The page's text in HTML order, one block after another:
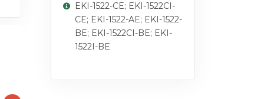
EKI-1522-CE; EKI-1522CI-
CE; EKI-1522-AE; EKI-1522-
BE; EKI-1522CI-BE; EKI-
1522I-BE